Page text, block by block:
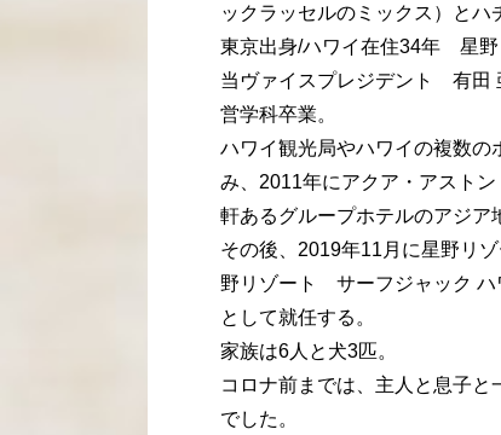
ックラッセルのミックス）とハ
東京出身/ハワイ在住34年 星
当ヴァイスプレジデント 有田
営学科卒業。
ハワイ観光局やハワイの複数の
み、2011年にアクア・アスト
軒あるグループホテルのアジア
その後、2019年11月に星野リ
野リゾート サーフジャック ハ
として就任する。
家族は6人と犬3匹。
コロナ前までは、主人と息子
でした。